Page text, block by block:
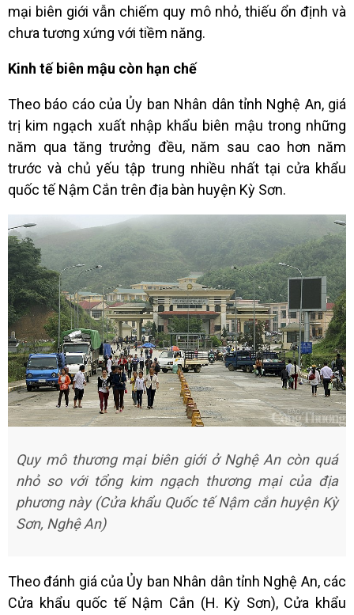
mại biên giới vẫn chiếm quy mô nhỏ, thiếu ổn định và
chưa tương xứng với tiềm năng.
Kinh tế biên mậu còn hạn chế
Theo báo cáo của Ủy ban Nhân dân tỉnh Nghệ An, giá
trị kim ngạch xuất nhập khẩu biên mậu trong những
năm qua tăng trưởng đều, năm sau cao hơn năm
trước và chủ yếu tập trung nhiều nhất tại cửa khẩu
quốc tế Nậm Cắn trên địa bàn huyện Kỳ Sơn.
Quy mô thương mại biên giới ở Nghệ An còn quá
nhỏ so với tổng kim ngạch thương mại của địa
phương này (Cửa khẩu Quốc tế Nậm cắn huyện Kỳ
Sơn, Nghệ An)
Theo đánh giá của Ủy ban Nhân dân tỉnh Nghệ An, các
Cửa khẩu quốc tế Nậm Cắn (H. Kỳ Sơn), Cửa khẩu